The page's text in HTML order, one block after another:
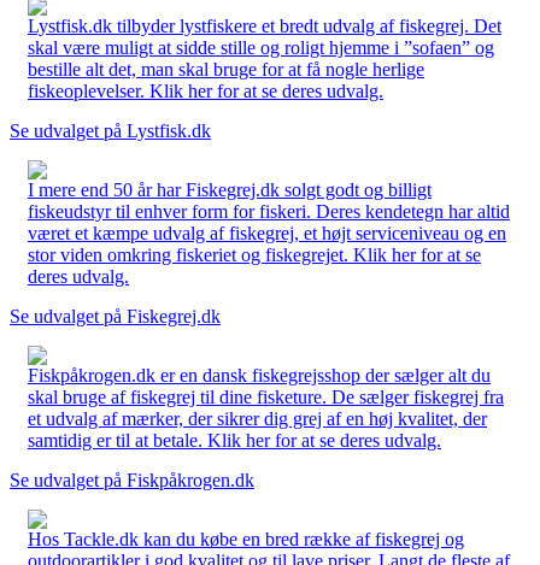
Lystfisk.dk tilbyder lystfiskere et bredt udvalg af fiskegrej. Det
skal være muligt at sidde stille og roligt hjemme i ”sofaen” og
bestille alt det, man skal bruge for at få nogle herlige
fiskeoplevelser. Klik her for at se deres udvalg.
Se udvalget på Lystfisk.dk
I mere end 50 år har Fiskegrej.dk solgt godt og billigt
fiskeudstyr til enhver form for fiskeri. Deres kendetegn har altid
været et kæmpe udvalg af fiskegrej, et højt serviceniveau og en
stor viden omkring fiskeriet og fiskegrejet. Klik her for at se
deres udvalg.
Se udvalget på Fiskegrej.dk
Fiskpåkrogen.dk er en dansk fiskegrejsshop der sælger alt du
skal bruge af fiskegrej til dine fisketure. De sælger fiskegrej fra
et udvalg af mærker, der sikrer dig grej af en høj kvalitet, der
samtidig er til at betale. Klik her for at se deres udvalg.
Se udvalget på Fiskpåkrogen.dk
Hos Tackle.dk kan du købe en bred række af fiskegrej og
outdoorartikler i god kvalitet og til lave priser. Langt de fleste af